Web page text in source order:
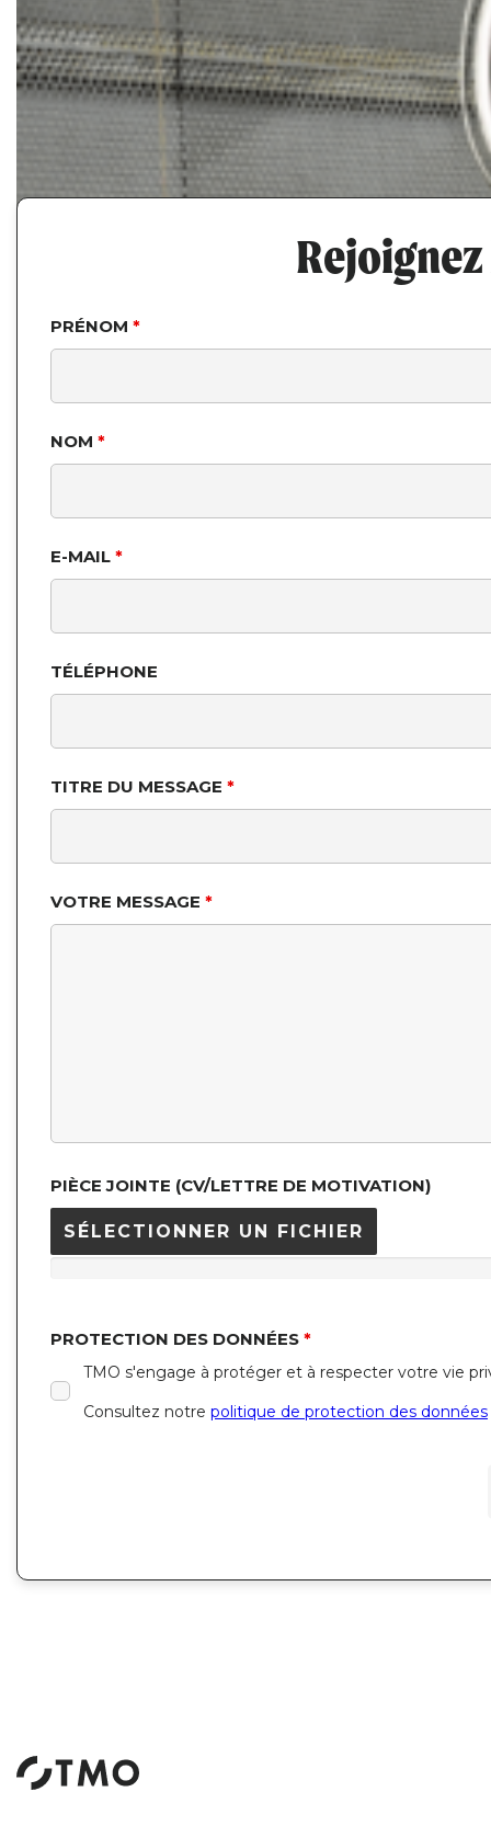
PRÉNOM *
NOM *
E-MAIL *
TÉLÉPHONE
TITRE DU MESSAGE *
VOTRE MESSAGE *
PIÈCE JOINTE (CV/LETTRE DE MOTIVATION)
SÉLECTIONNER UN FICHIER
PROTECTION DES DONNÉES *
TMO s'engage à protéger et à respecter votre vie
Consultez notre politique de protection des données